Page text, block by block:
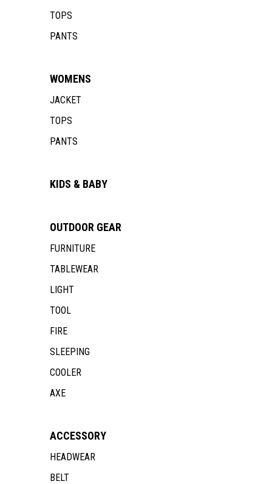
TOPS
PANTS
WOMENS
JACKET
TOPS
PANTS
KIDS & BABY
OUTDOOR GEAR
FURNITURE
TABLEWEAR
LIGHT
TOOL
FIRE
SLEEPING
COOLER
AXE
ACCESSORY
HEADWEAR
BELT